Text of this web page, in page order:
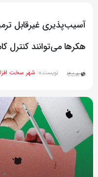
هکرها می‌توانند کنترل
نویسنده: شهر سخت